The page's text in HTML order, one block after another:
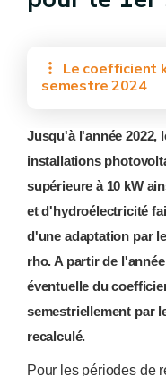
Le coefficient
semestre 2024
Jusqu'à l'année 2022,
installations
supérieure à 10 kW
et d'hydroélectricité
d'une adaptation par
rho. A partir de
éventuelle du
semestriellement par
recalculé.
Pour les périodes de